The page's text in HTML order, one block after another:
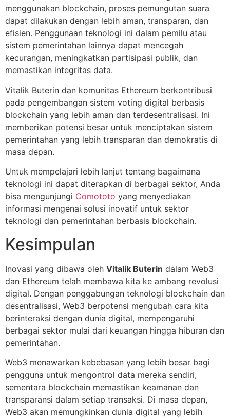
menggunakan blockchain, proses pemungutan suara
dapat dilakukan dengan lebih aman, transparan, dan
efisien. Penggunaan teknologi ini dalam pemilu atau
sistem pemerintahan lainnya dapat mencegah
kecurangan, meningkatkan partisipasi publik, dan
memastikan integritas data.
Vitalik Buterin dan komunitas Ethereum berkontribusi
pada pengembangan sistem voting digital berbasis
blockchain yang lebih aman dan terdesentralisasi. Ini
memberikan potensi besar untuk menciptakan sistem
pemerintahan yang lebih transparan dan demokratis di
masa depan.
Untuk mempelajari lebih lanjut tentang bagaimana
teknologi ini dapat diterapkan di berbagai sektor, Anda
bisa mengunjungi Comototo yang menyediakan
informasi mengenai solusi inovatif untuk sektor
teknologi dan pemerintahan berbasis blockchain.
Kesimpulan
Inovasi yang dibawa oleh Vitalik Buterin dalam Web3
dan Ethereum telah membawa kita ke ambang revolusi
digital. Dengan penggabungan teknologi blockchain dan
desentralisasi, Web3 berpotensi mengubah cara kita
berinteraksi dengan dunia digital, mempengaruhi
berbagai sektor mulai dari keuangan hingga hiburan dan
pemerintahan.
Web3 menawarkan kebebasan yang lebih besar bagi
pengguna untuk mengontrol data mereka sendiri,
sementara blockchain memastikan keamanan dan
transparansi dalam setiap transaksi. Di masa depan,
Web3 akan memungkinkan dunia digital yang lebih